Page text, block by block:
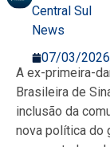
Central Sul
News
07/03/2026
A ex-primeira-
Brasileira de
inclusão da
nova política do